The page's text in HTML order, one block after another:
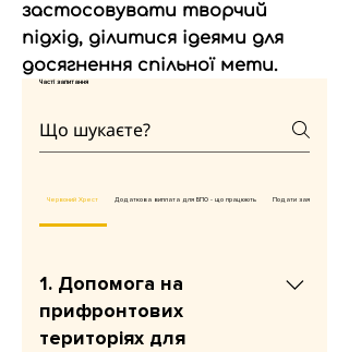
застосовувати творчий
підхід, ділитися ідеями для
досягнення спільної мети.
Часті запитання
Червоний Хрест Додаткова виплата для ВПО - що працюють Подати заяву на
1. Допомога на
прифронтових
територіях для